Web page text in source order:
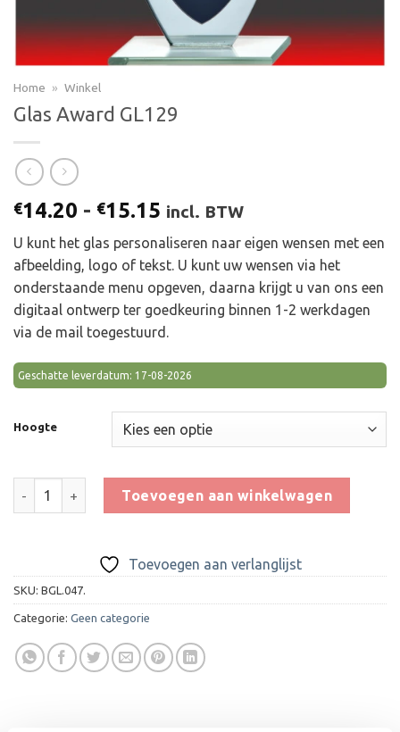
Home » Winkel
Glas Award GL129
€14.20 - €15.15 Prijsklasse:
€14.20
tot
€15.15
incl. BTW
U kunt het glas personaliseren naar eigen wensen met een
afbeelding, logo of tekst. U kunt uw wensen via het
onderstaande menu opgeven, daarna krijgt u van ons een
digitaal ontwerp ter goedkeuring binnen 1-2 werkdagen
via de mail toegestuurd.
Geschatte leverdatum: 17-08-2026
Hoogte
Glas Award GL129 aantal
Toevoegen aan winkelwagen
Toevoegen aan verlanglijst
SKU: BGL.047.
Categorie: Geen categorie